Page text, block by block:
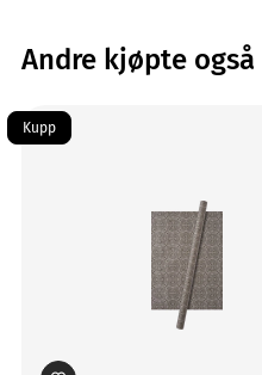
Andre kjøpte også
Kupp